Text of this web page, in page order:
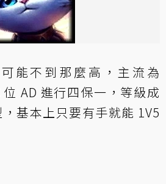
能不到那麼高，主流為
AD 進行四保一，等級成
基本上只要有手就能 1V5